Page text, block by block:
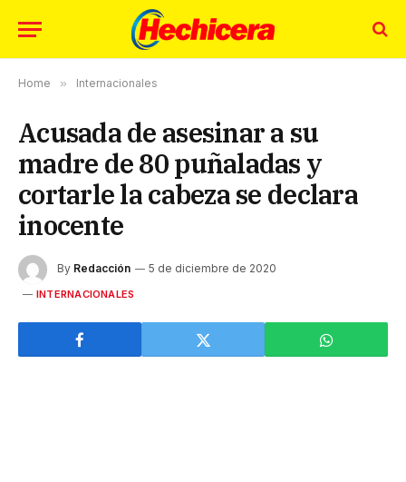
Home » Internacionales
Acusada de asesinar a su
madre de 80 puñaladas y
cortarle la cabeza se declara
inocente
By Redacción 5 de diciembre de 2020
INTERNACIONALES